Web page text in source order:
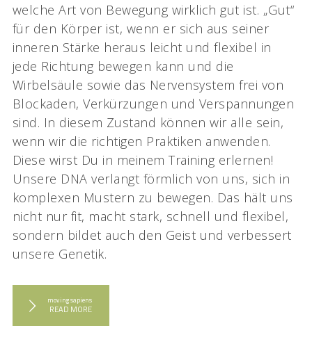
welche Art von Bewegung wirklich gut ist. „Gut“
für den Körper ist, wenn er sich aus seiner
inneren Stärke heraus leicht und flexibel in
jede Richtung bewegen kann und die
Wirbelsäule sowie das Nervensystem frei von
Blockaden, Verkürzungen und Verspannungen
sind. In diesem Zustand können wir alle sein,
wenn wir die richtigen Praktiken anwenden.
Diese wirst Du in meinem Training erlernen!
Unsere DNA verlangt förmlich von uns, sich in
komplexen Mustern zu bewegen. Das hält uns
nicht nur fit, macht stark, schnell und flexibel,
sondern bildet auch den Geist und verbessert
unsere Genetik.
moving sapiens
READ MORE